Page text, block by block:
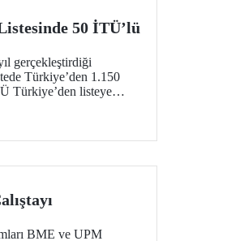
50 İTÜ’lü
gerçekleştirdiği
Türkiye’den 1.150
Türkiye’den listeye
BME ve UPM